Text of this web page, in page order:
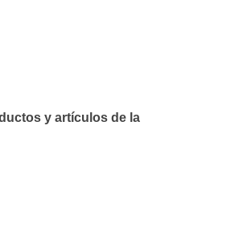
y artículos de la